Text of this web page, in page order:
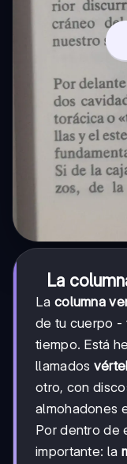
La
La columna
de tu cuerpo -
tiempo. Está
llamados
otro, con
almohadones
Por dentro de
importante: la